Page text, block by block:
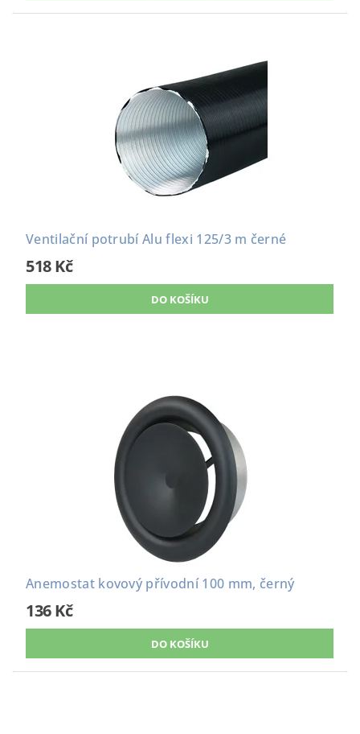
Ventilační potrubí Alu flexi 125/3 m černé
518 Kč
Anemostat kovový přívodní 100 mm, černý
136 Kč